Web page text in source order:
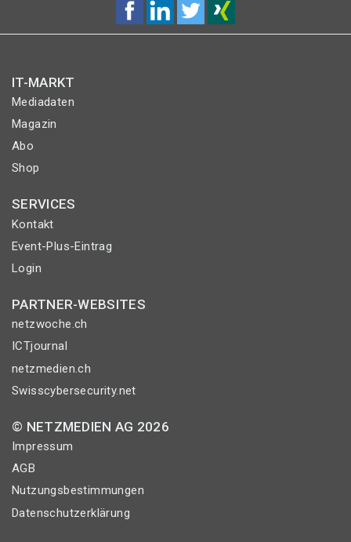
IT-MARKT
Mediadaten
Magazin
Abo
Shop
SERVICES
Kontakt
Event-Plus-Eintrag
Login
PARTNER-WEBSITES
netzwoche.ch
ICTjournal
netzmedien.ch
Swisscybersecurity.net
© NETZMEDIEN AG 2026
Impressum
AGB
Nutzungsbestimmungen
Datenschutzerklärung